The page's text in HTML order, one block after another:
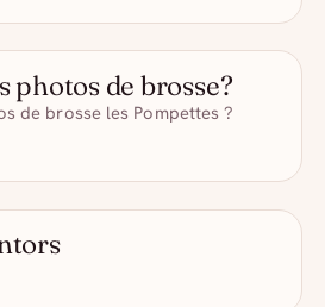
photos de brosse?
de brosse les Pompettes ?